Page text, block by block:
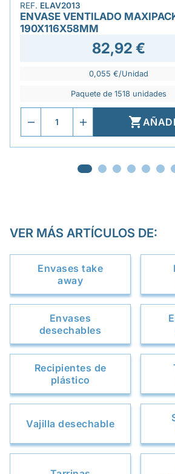
REF. ELAV2013
ENVASE VENTILADO
190X116X58MM
82,92 €
0,055 €/Unidad
Paquete de 1518 unidades

VER MÁS ARTÍCULOS DE:
Envases take
away
Envases
desechables
Recipientes de
plástico
Vajilla desechable